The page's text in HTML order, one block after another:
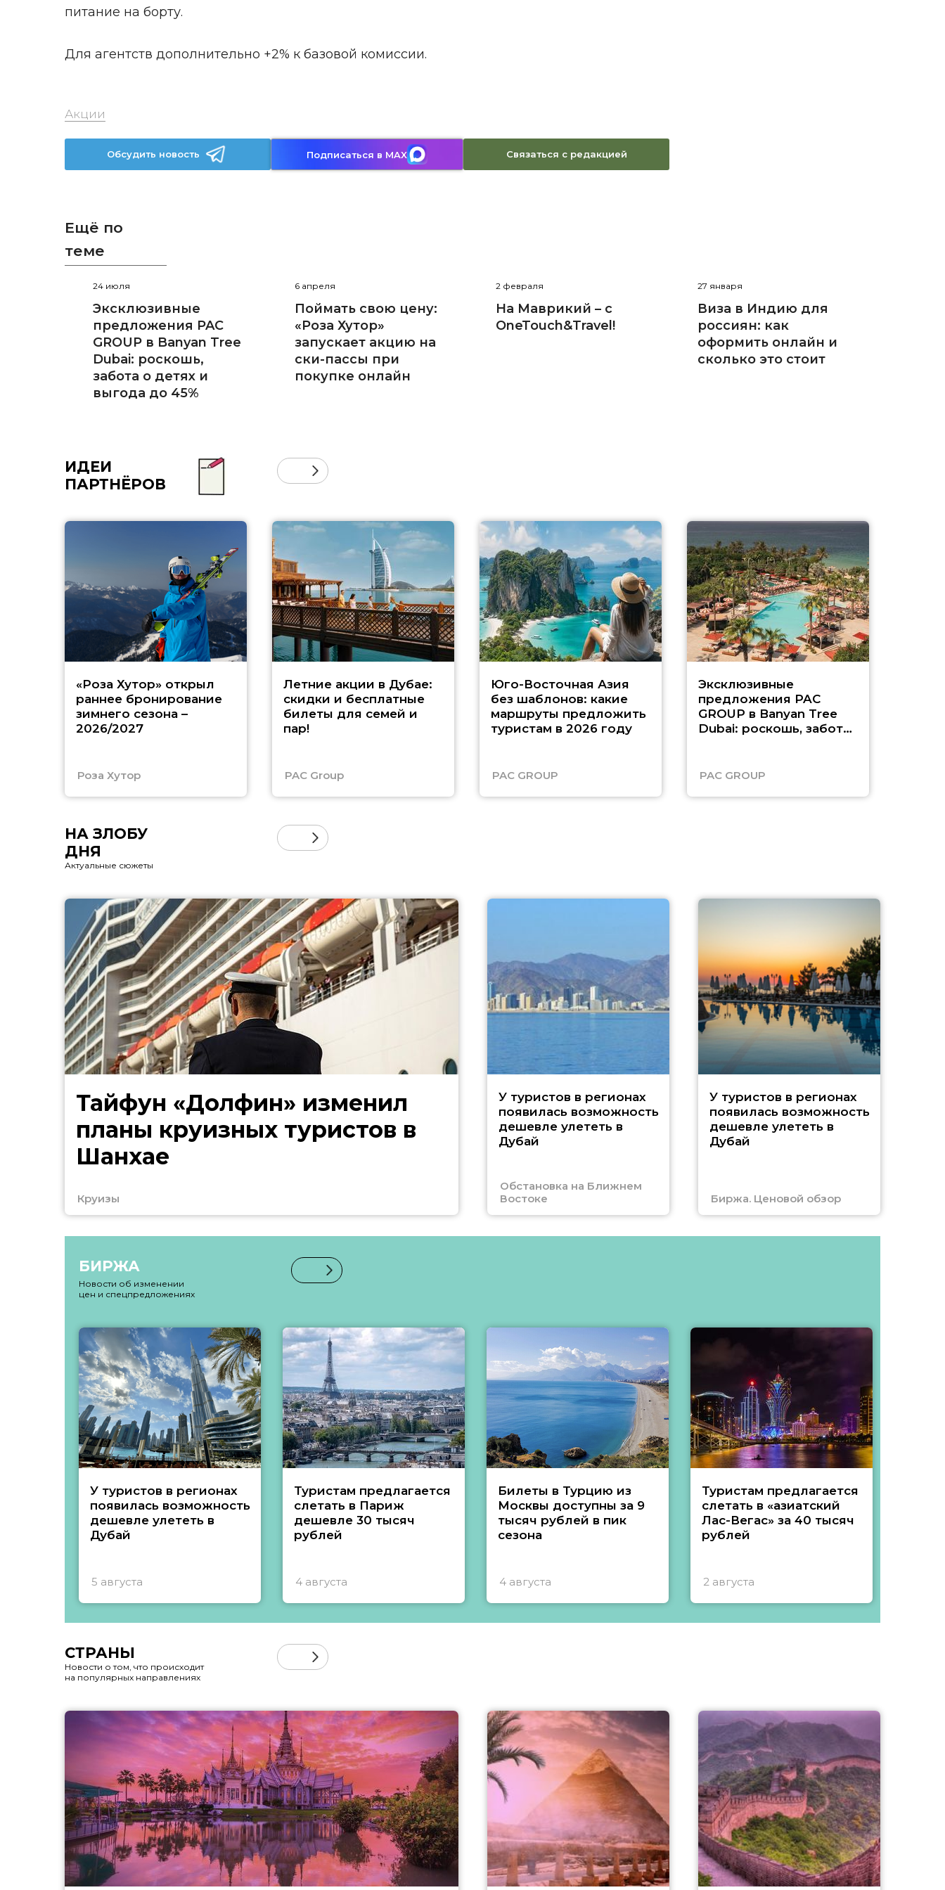
питание на борту.
Для агентств дополнительно +2% к базовой комиссии.
Акции
Обсудить новость Подписаться в MAX Связаться с редакцией
Ещё по
теме
24 июля
Эксклюзивные
предложения PAC
GROUP в Banyan Tree
Dubai: роскошь,
забота о детях и
выгода до 45%
6 апреля
Поймать свою цену:
«Роза Хутор»
запускает акцию на
ски-пассы при
покупке онлайн
2 февраля
На Маврикий – с
OneTouch&Travel!
27 января
Виза в Индию для
россиян: как
оформить онлайн и
сколько это стоит
ИДЕИ
ПАРТНЁРОВ
«Роза Хутор» открыл
раннее бронирование
зимнего сезона –
2026/2027
Роза Хутор
Летние акции в Дубае:
скидки и бесплатные
билеты для семей и
пар!
PAC Group
Юго-Восточная Азия
без шаблонов: какие
маршруты предложить
туристам в 2026 году
PAC GROUP
Эксклюзивные
предложения PAC
GROUP в Banyan Tree
Dubai: роскошь, забота
PAC GROUP
НА ЗЛОБУ
ДНЯ
Актуальные сюжеты
Тайфун «Долфин» изменил
планы круизных туристов в
Шанхае
Круизы
У туристов в регионах
появилась возможность
дешевле улететь в
Дубай
Обстановка на Ближнем
Востоке
У туристов в регионах
появилась возможность
дешевле улететь в
Дубай
Биржа. Ценовой обзор
БИРЖА
Новости об изменении
цен и спецпредложениях
У туристов в регионах
появилась возможность
дешевле улететь в
Дубай
5 августа
Туристам предлагается
слетать в Париж
дешевле 30 тысяч
рублей
4 августа
Билеты в Турцию из
Москвы доступны за 9
тысяч рублей в пик
сезона
4 августа
Туристам предлагается
слетать в «азиатский
Лас-Вегас» за 40 тысяч
рублей
2 августа
СТРАНЫ
Новости о том, что происходит
на популярных направлениях